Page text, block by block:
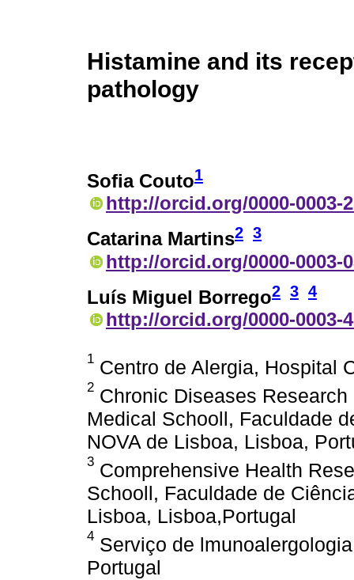
Histamine and its
pathology
Sofia Couto1
http://orcid.org/0000-0003-
Catarina Martins2 3
http://orcid.org/0000-0003-
Luís Miguel Borrego2 3 4
http://orcid.org/0000-0003-
1 Centro de Alergia, Hospital
2 Chronic Diseases
Medical Schooll, Faculdade
NOVA de Lisboa, Lisboa,
3 Comprehensive Health
Schooll, Faculdade de
Lisboa, Lisboa,Portugal
4 Serviço de
Portugal